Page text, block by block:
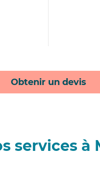
Obtenir un devis
services à